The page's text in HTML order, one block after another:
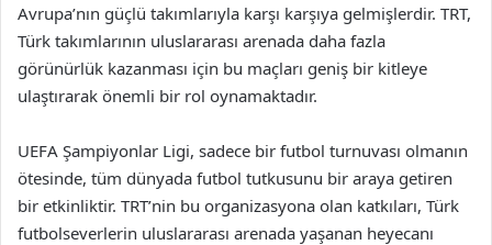
Avrupa’nın güçlü takımlarıyla karşı karşıya gelmişlerdir. TRT,
Türk takımlarının uluslararası arenada daha fazla
görünürlük kazanması için bu maçları geniş bir kitleye
ulaştırarak önemli bir rol oynamaktadır.
UEFA Şampiyonlar Ligi, sadece bir futbol turnuvası olmanın
ötesinde, tüm dünyada futbol tutkusunu bir araya getiren
bir etkinliktir. TRT’nin bu organizasyona olan katkıları, Türk
futbolseverlerin uluslararası arenada yaşanan heyecanı